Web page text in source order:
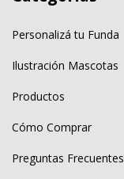
Personalizá tu Funda
Ilustración Mascotas
Productos
Cómo Comprar
Preguntas Frecuentes